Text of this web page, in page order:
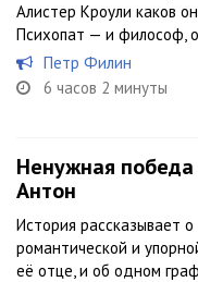
Алистер Кроули каков
Психопат — и философ,
Петр Филин
6 часов 2 минуты
Ненужная
Антон
История рассказывает о
романтической и
её отце, и об одном